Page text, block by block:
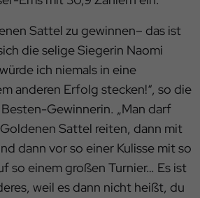
Sattel zu gewinnen– das ist
die selige Siegerin Naomi
ich niemals in eine
anderen Erfolg stecken!“, so die
Gewinnerin. „Man darf
Sattel reiten, dann mit
dann vor so einer Kulisse mit so
so einem großen Turnier… Es ist
weil es dann nicht heißt, du